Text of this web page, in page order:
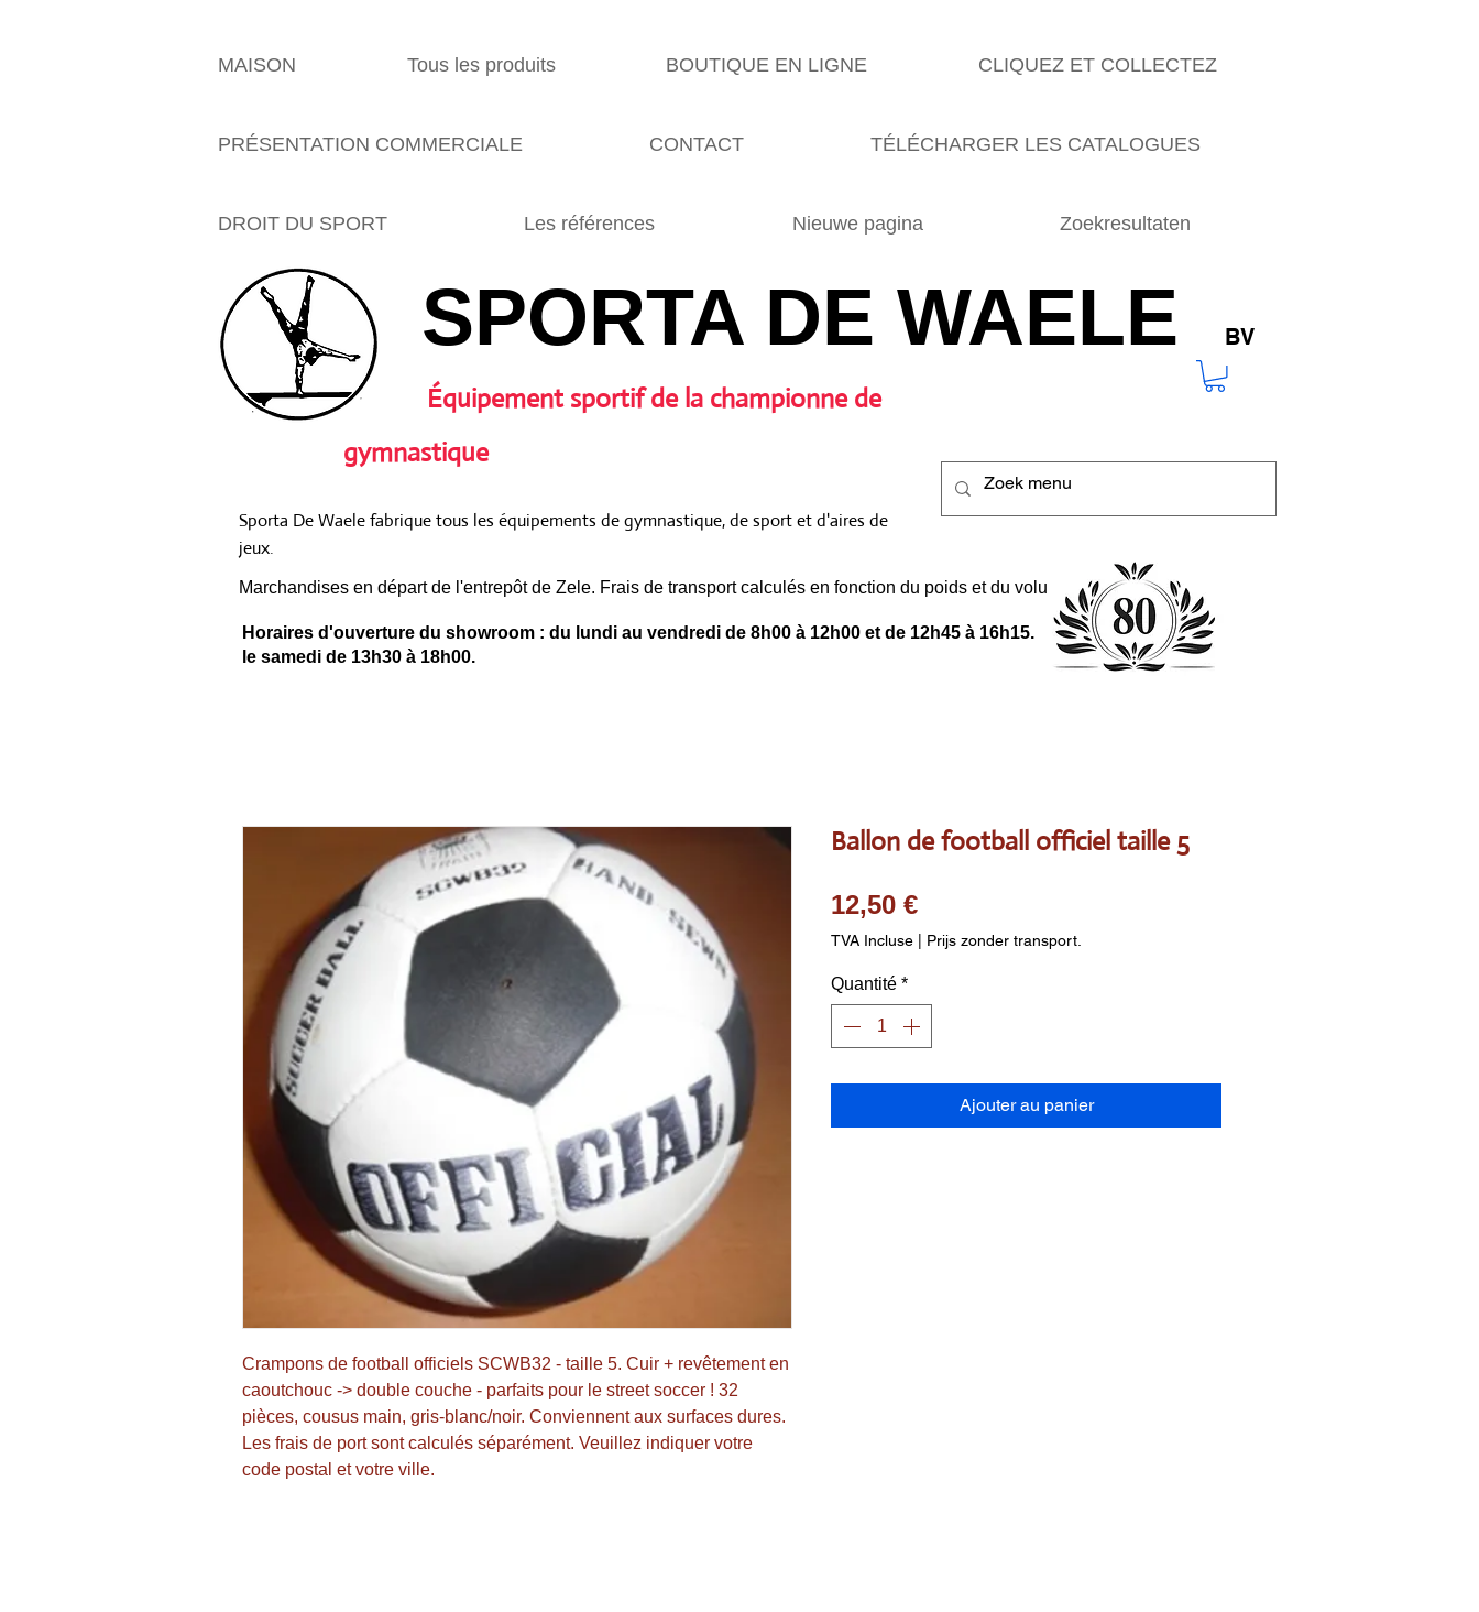
MAISON Tous les produits BOUTIQUE EN LIGNE CLIQUEZ ET COLLECTEZ
PRÉSENTATION COMMERCIALE CONTACT TÉLÉCHARGER LES CATALOGUES
DROIT DU SPORT Les références Nieuwe pagina Zoekresultaten
SPORTA DE WAELE BV
Équipement sportif de la championne de
gymnastique
Marchandises en départ de l'entrepôt de Zele. Frais de transport calculés en fonction du poids et du volume de la commande.
Sporta De Waele fabrique tous les équipements de gymnastique, de sport et d'aires de
jeux.
Horaires d'ouverture du showroom : du lundi au vendredi de 8h00 à 12h00 et de 12h45 à 16h15.
le samedi de 13h30 à 18h00.
Crampons de football officiels SCWB32 - taille 5. Cuir + revêtement en
caoutchouc -> double couche - parfaits pour le street soccer ! 32
pièces, cousus main, gris-blanc/noir. Conviennent aux surfaces dures.
Les frais de port sont calculés séparément. Veuillez indiquer votre
code postal et votre ville.
Ballon de football officiel taille 5
12,50 €Prix
TVA Incluse Prijs zonder transport.
Quantité *
Ajouter au panier